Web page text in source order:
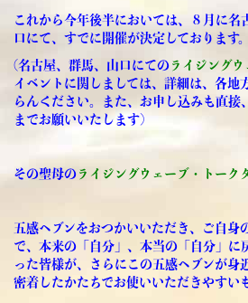
これから今年後半においては、８月に名
口にて、すでに開催が決定しております。
(名古屋、群馬、山口にての ライジング
イベントに関しましては、詳細は、各地
らんください。また、お申し込みも直接
までお願いいたします)
その聖母の ライジングウェーブ・トーク
五感ヘブンをおつかいいただき、ご自身
で、本来の「自分」、本当の「自分」に
った皆様が、さらにこの五感ヘブンが身
密着したかたちでお使いいただきやすい